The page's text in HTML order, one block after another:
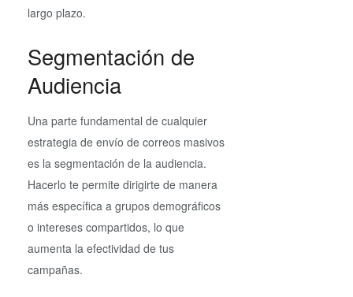
largo plazo.
Segmentación de
Audiencia
Una parte fundamental de cualquier
estrategia de envío de correos masivos
es la segmentación de la audiencia.
Hacerlo te permite dirigirte de manera
más específica a grupos demográficos
o intereses compartidos, lo que
aumenta la efectividad de tus
campañas.